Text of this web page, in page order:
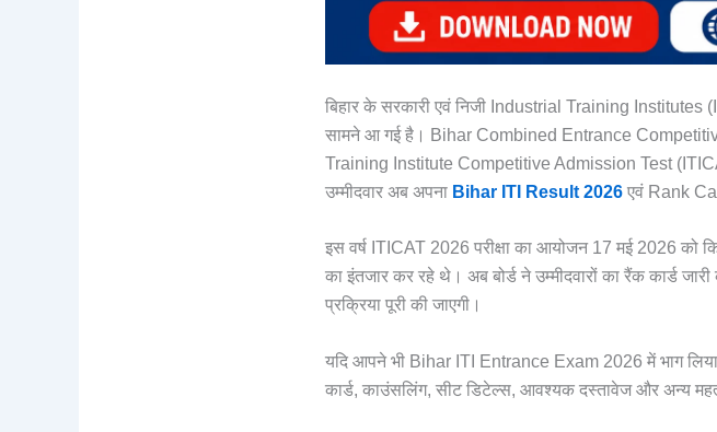
बिहार के सरकारी एवं निजी Industrial Training Institutes
सामने आ गई है। Bihar Combined Entrance
Training Institute Competitive Admission Test
उम्मीदवार अब अपना Bihar ITI Result 2026 एवं Rank
इस वर्ष ITICAT 2026 परीक्षा का आयोजन 17 मई 2026 को
का इंतजार कर रहे थे। अब बोर्ड ने उम्मीदवारों का रैंक कार्ड
प्रक्रिया पूरी की जाएगी।
यदि आपने भी Bihar ITI Entrance Exam 2026 में भाग
कार्ड, काउंसलिंग, सीट डिटेल्स, आवश्यक दस्तावेज और अन्य